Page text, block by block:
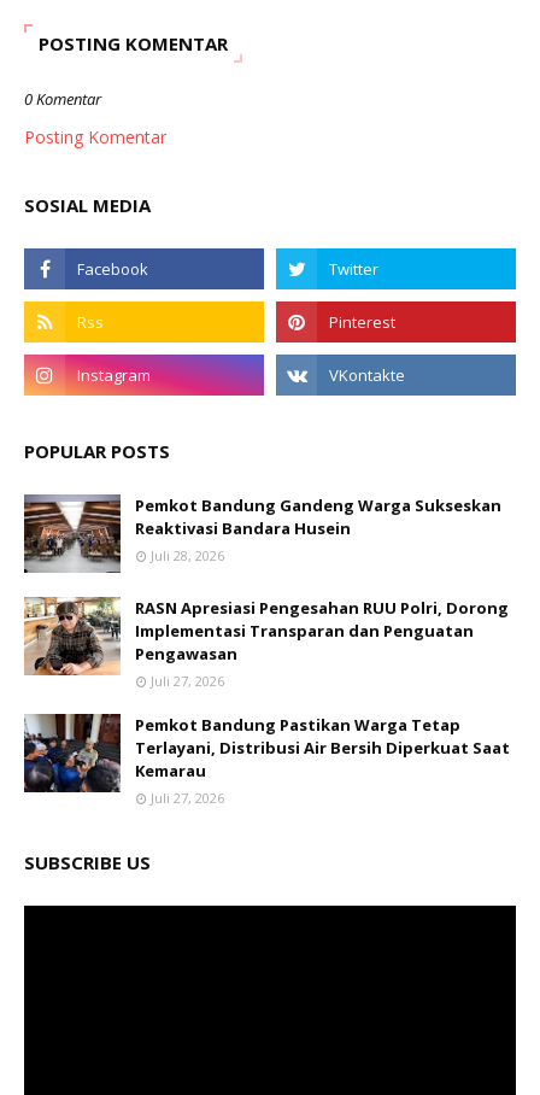
POSTING KOMENTAR
0 Komentar
Posting Komentar
SOSIAL MEDIA
POPULAR POSTS
Pemkot Bandung Gandeng Warga Sukseskan
Reaktivasi Bandara Husein
Juli 28, 2026
RASN Apresiasi Pengesahan RUU Polri, Dorong
Implementasi Transparan dan Penguatan
Pengawasan
Juli 27, 2026
Pemkot Bandung Pastikan Warga Tetap
Terlayani, Distribusi Air Bersih Diperkuat Saat
Kemarau
Juli 27, 2026
SUBSCRIBE US